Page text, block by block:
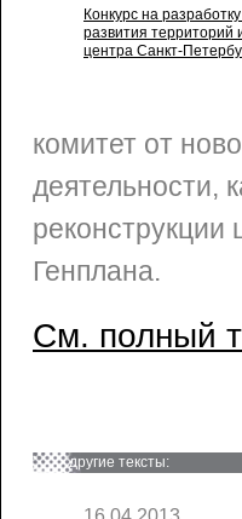
Конкурс на
развития территорий
центра Санкт-
комитет от
деятельности,
реконструкции
Генплана.
См. полный
другие тексты: